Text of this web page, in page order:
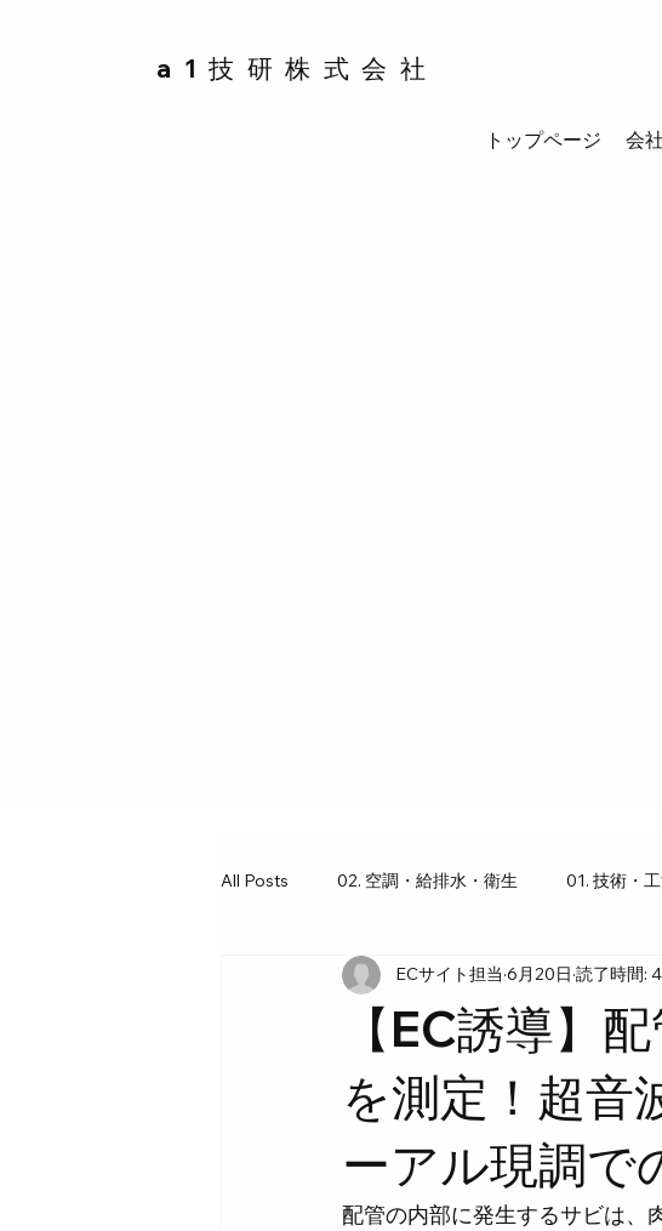
a1技研株式会社
トップページ 会
All Posts 02. 空調・給排水・衛生 01. 技術・
03. 工具・ギア図鑑 07. 水回り豆知識
【EC誘導】
を測定！超音
ーアル現調で
ECサイト担当 6月20日 読了時間:
配管の内部に発生するサビは、